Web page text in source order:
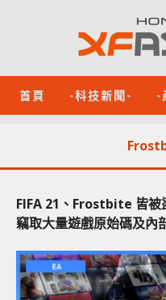
首頁 -科技新聞- -
FIFA 21、Frostbite 皆被
竊取大量遊戲原始碼及內